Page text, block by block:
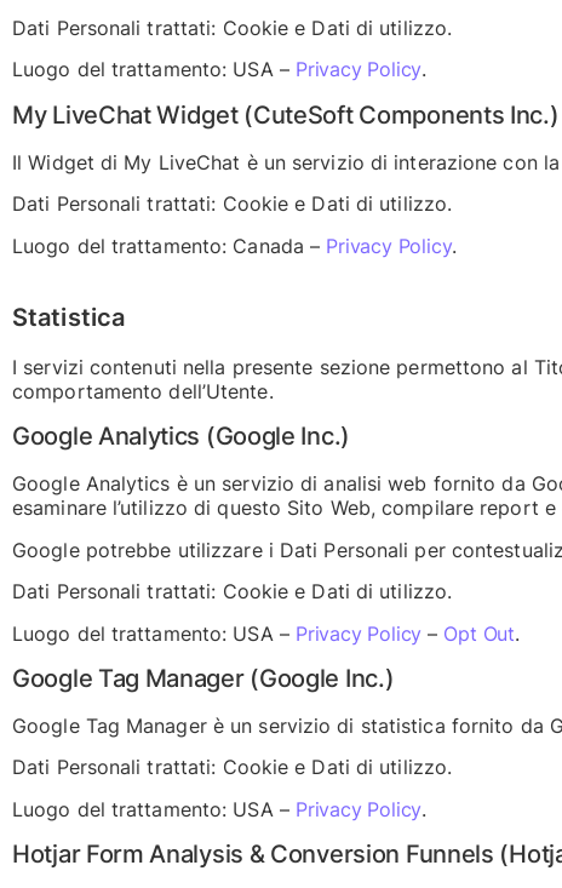
Dati Personali trattati: Cookie e Dati di utilizzo.
Luogo del trattamento: USA – Privacy Policy.
My LiveChat Widget (CuteSoft Components Inc.)
Il Widget di My LiveChat è un servizio di interazione con
Dati Personali trattati: Cookie e Dati di utilizzo.
Luogo del trattamento: Canada – Privacy Policy.
Statistica
I servizi contenuti nella presente sezione permettono al
comportamento dell’Utente.
Google Analytics (Google Inc.)
Google Analytics è un servizio di analisi web fornito da
esaminare l’utilizzo di questo Sito Web, compilare report
Google potrebbe utilizzare i Dati Personali per
Dati Personali trattati: Cookie e Dati di utilizzo.
Luogo del trattamento: USA – Privacy Policy – Opt Out.
Google Tag Manager (Google Inc.)
Google Tag Manager è un servizio di statistica fornito da
Dati Personali trattati: Cookie e Dati di utilizzo.
Luogo del trattamento: USA – Privacy Policy.
Hotjar Form Analysis & Conversion Funnels